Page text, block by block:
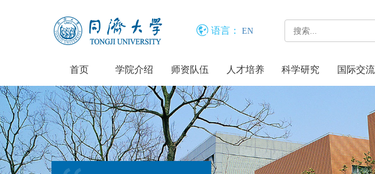
语言： EN
首页 学院介绍 师资队伍 人才培养 科学研究 国际交流